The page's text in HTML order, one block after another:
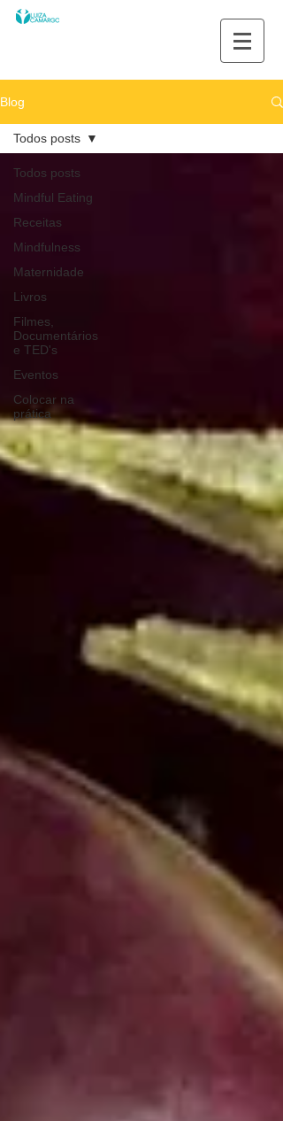
Blog
Todos posts
Mindful Eating
Receitas
Mindfulness
Maternidade
Livros
Filmes,
Documentários
e TED's
Eventos
Colocar na
prática
Todos posts